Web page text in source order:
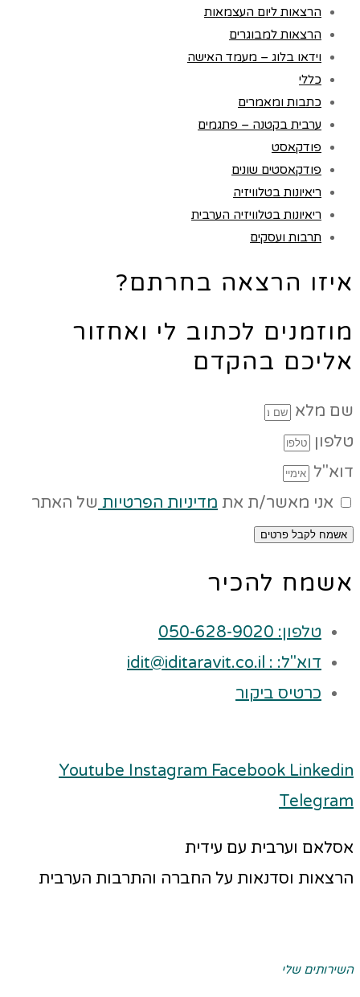
הרצאות ליום העצמאות
הרצאות למבוגרים
וידאו בלוג – מעמד האישה
כללי
כתבות ומאמרים
ערבית בקטנה – פתגמים
פודקאסט
פודקאסטים שונים
ריאיונות בטלוויזיה
ריאיונות בטלוויזיה הערבית
תרבות ועסקים
איזו הרצאה בחרתם?
מוזמנים לכתוב לי ואחזור
אליכם בהקדם
שם מלא
טלפון
דוא"ל
אני מאשר/ת את מדיניות הפרטיות של האתר
אשמח לקבל פרטים
אשמח להכיר
טלפון: 050-628-9020
דוא"ל: : idit@iditaravit.co.il
כרטיס ביקור
Youtube Instagram Facebook Linkedin
Telegram
אסלאם וערבית עם עידית
הרצאות וסדנאות על החברה והתרבות הערבית
השירותים שלי